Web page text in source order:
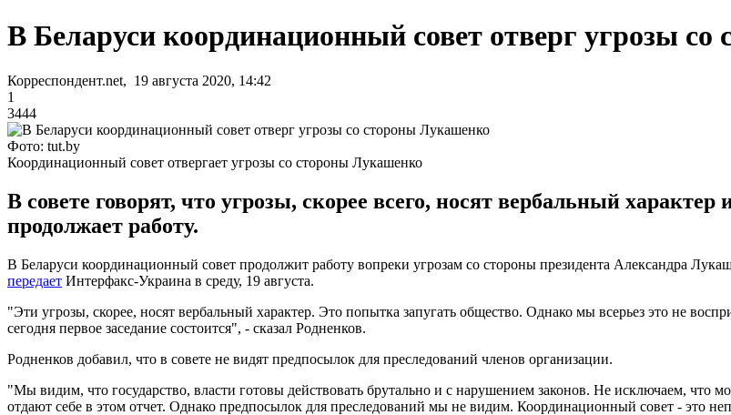
В Беларуси координационный совет отверг угрозы
Корреспондент.net, 19 августа 2020, 14:42
1
3444
Фото: tut.by
Координационный совет отвергает угрозы со стороны Лукашенко
В совете говорят, что угрозы, скорее всего, носят вербальный
продолжает работу.
В Беларуси координационный совет продолжит работу вопреки угрозам со стороны президента Александра
передает Интерфакс-Украина в среду, 19 августа.
"Эти угрозы, скорее, носят вербальный характер. Это попытка запугать общество. Однако мы всерьез это не
сегодня первое заседание состоится", - сказал Родненков.
Родненков добавил, что в совете не видят предпосылок для преследований членов организации.
"Мы видим, что государство, власти готовы действовать брутально и с нарушением законов. Не исключаем, что
отдают себе в этом отчет. Однако предпосылок для преследований мы не видим. Координационный совет - это